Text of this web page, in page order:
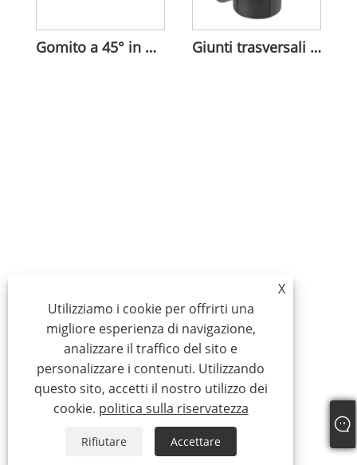
Gomito a 45° in HDPE per la direzione del flusso Giunti trasversali uguali in HDPE per il collegamento di tubi
X
Utilizziamo i cookie per offrirti una
migliore esperienza di navigazione,
analizzare il traffico del sito e
personalizzare i contenuti. Utilizzando
questo sito, accetti il ​​nostro utilizzo dei
cookie. politica sulla riservatezza
Rifiutare Accettare